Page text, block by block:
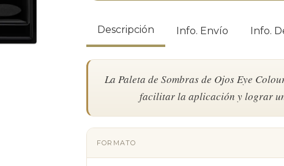
Descripción Info. Envío Info.
La Paleta de Sombras de Ojos Eye
facilitar la aplicación y lograr
FORMATO